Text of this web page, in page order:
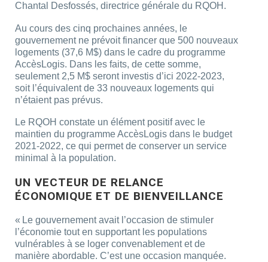
Chantal Desfossés, directrice générale du RQOH.
Au cours des cinq prochaines années, le
gouvernement ne prévoit financer que 500 nouveaux
logements (37,6 M$) dans le cadre du programme
AccèsLogis. Dans les faits, de cette somme,
seulement 2,5 M$ seront investis d’ici 2022-2023,
soit l’équivalent de 33 nouveaux logements qui
n’étaient pas prévus.
Le RQOH constate un élément positif avec le
maintien du programme AccèsLogis dans le budget
2021-2022, ce qui permet de conserver un service
minimal à la population.
UN VECTEUR DE RELANCE
ÉCONOMIQUE ET DE BIENVEILLANCE
« Le gouvernement avait l’occasion de stimuler
l’économie tout en supportant les populations
vulnérables à se loger convenablement et de
manière abordable. C’est une occasion manquée.